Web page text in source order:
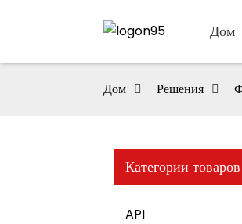
Дом
Дом Решения
Категории товаров
API
Loading...
Loading...